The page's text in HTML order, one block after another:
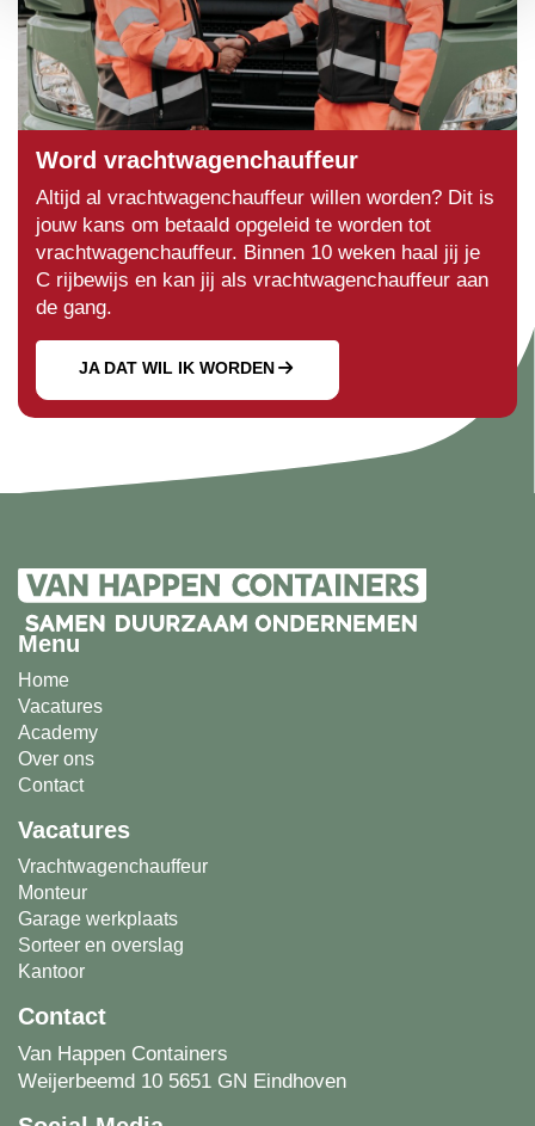
Word vrachtwagenchauffeur
Altijd al vrachtwagenchauffeur willen worden? Dit is
jouw kans om betaald opgeleid te worden tot
vrachtwagenchauffeur. Binnen 10 weken haal jij je
C rijbewijs en kan jij als vrachtwagenchauffeur aan
de gang.
JA DAT WIL IK WORDEN
Menu
Home
Vacatures
Academy
Over ons
Contact
Vacatures
Vrachtwagenchauffeur
Monteur
Garage werkplaats
Sorteer en overslag
Kantoor
Contact
Van Happen Containers
Weijerbeemd 10 5651 GN Eindhoven